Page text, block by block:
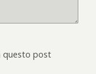
questo post